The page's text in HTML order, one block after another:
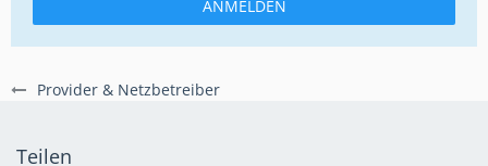
Provider & Netzbetreiber
ANMELDEN
Teilen